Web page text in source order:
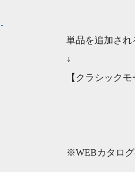
単品を追加され
↓
【クラシック
※WEBカタログ